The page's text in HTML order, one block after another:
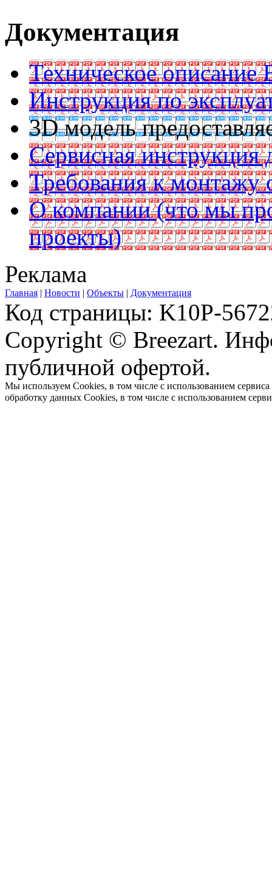
Документация
Техническое
Инструкция по
3D модель
Сервисная инструкция
Требования к монтажу
О компании (что мы
проекты)
Реклама
Главная | Новости | Объекты | Документация
Код страницы: K10P-
Copyright © Breezart.
публичной офертой.
Мы используем Cookies, в том числе с использованием
обработку данных Cookies, в том числе с использованием